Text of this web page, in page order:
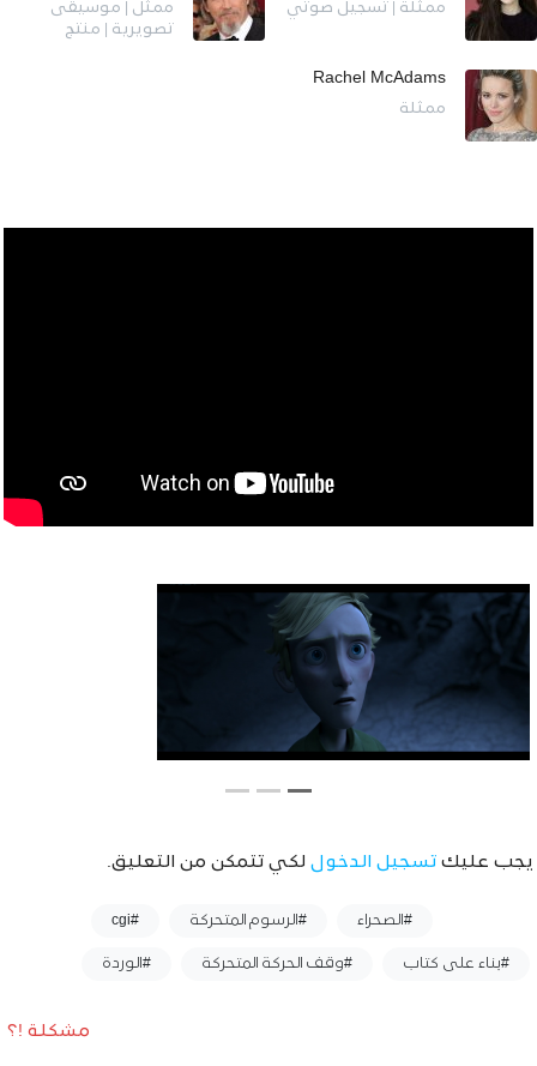
ممثلة | تسجيل صوتي
ممثل | موسيقى
تصويرية | منتج
Rachel McAdams
ممثلة
يجب عليك تسجيل الدخول لكي تتمكن من التعليق.
#الصحراء #الرسوم المتحركة #cgi
#بناء على كتاب #وقف الحركة المتحركة #الوردة
مشكلة !؟